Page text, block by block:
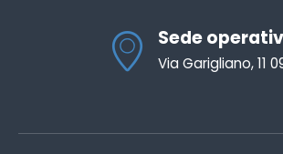
Sede
Via Garigliano, 11